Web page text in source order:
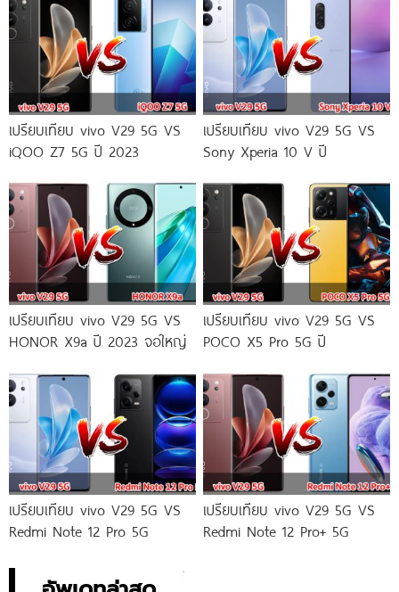
เปรียบเทียบ vivo V29 5G VS
iQOO Z7 5G ปี 2023
เปรียบเทียบ vivo V29 5G VS
Sony Xperia 10 V ปี
เปรียบเทียบ vivo V29 5G VS
HONOR X9a ปี 2023 จอใหญ่
เปรียบเทียบ vivo V29 5G VS
POCO X5 Pro 5G ปี
เปรียบเทียบ vivo V29 5G VS
Redmi Note 12 Pro 5G
เปรียบเทียบ vivo V29 5G VS
Redmi Note 12 Pro+ 5G